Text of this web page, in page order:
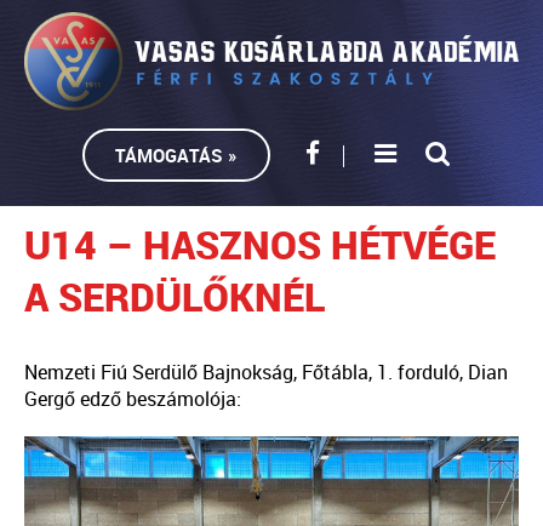
TÁMOGATÁS »
U14 – HASZNOS HÉTVÉGE
A SERDÜLŐKNÉL
Nemzeti Fiú Serdülő Bajnokság, Főtábla, 1. forduló, Dian
Gergő edző beszámolója: